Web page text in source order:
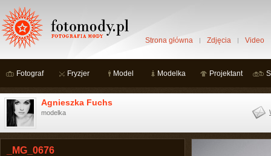
Strona główna Zdjęcia Video
Fotograf Fryzjer Model Modelka Projektant
Agnieszka Fuchs
modelka
_MG_0676